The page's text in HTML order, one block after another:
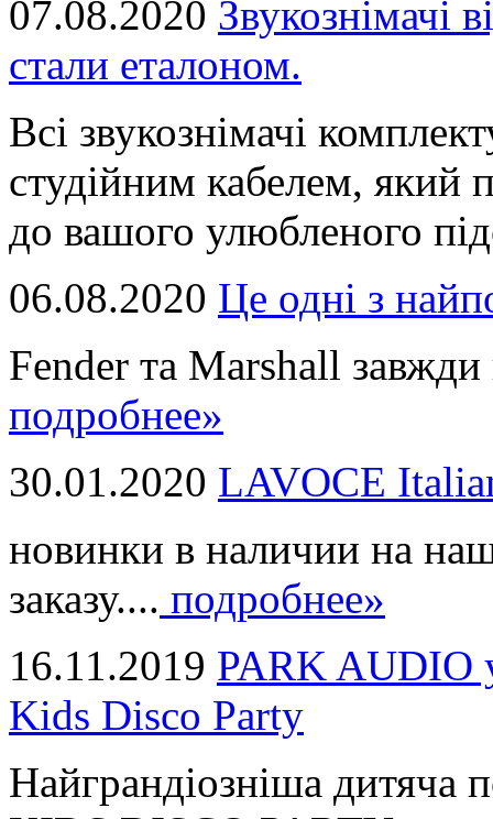
07.08.2020 Звукознімачі
стали еталоном.
Всі звукознімачі
студійним кабелем, який
до вашого улюбленого
06.08.2020 Це однi з
Fender та Marshall завжди
подробнее»
30.01.2020 LAVOCE
новинки в наличии на
заказу.... подробнее»
16.11.2019 PARK AUDIO
Kids Disco Party
Найграндіозніша дитяча